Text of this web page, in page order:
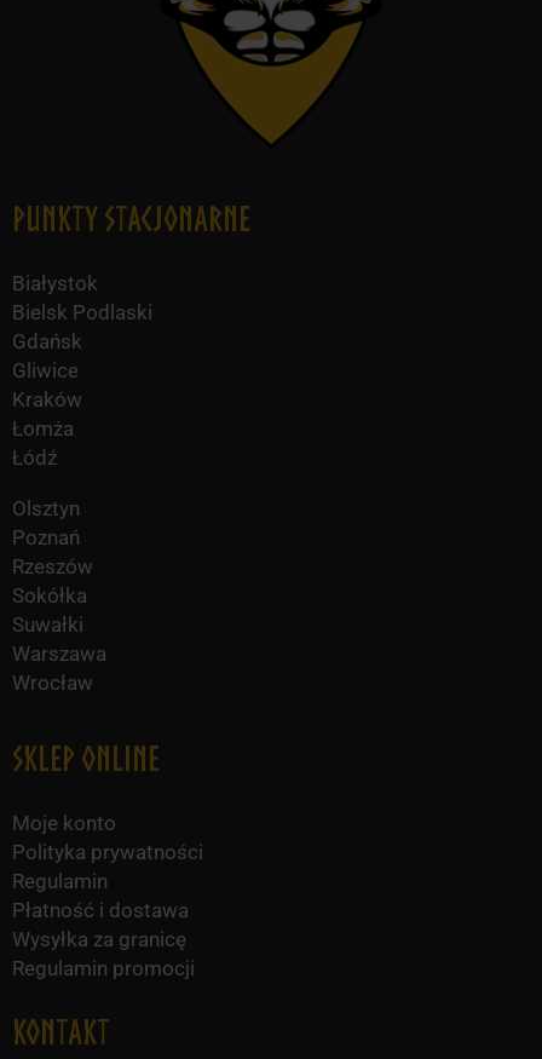
Punkty Stacjonarne
Białystok
Bielsk Podlaski
Gdańsk
Gliwice
Kraków
Łomża
Łódź
Olsztyn
Poznań
Rzeszów
Sokółka
Suwałki
Warszawa
Wrocław
Sklep online
Moje konto
Polityka prywatności
Regulamin
Płatność i dostawa
Wysyłka za granicę
Regulamin promocji
KONTAKT